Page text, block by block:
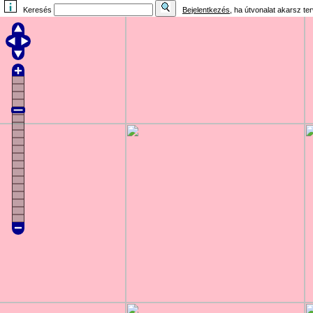
Keresés Bejelentkezés , ha útvonalat akarsz